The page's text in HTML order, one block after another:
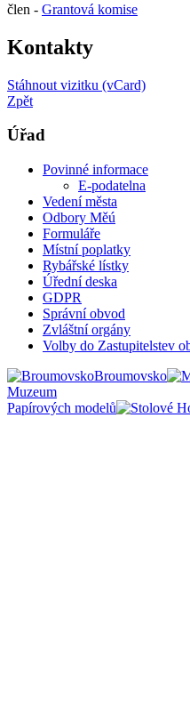
člen - Grantová komise
Kontakty
Stáhnout vizitku (vCard)
Zpět
Úřad
Povinné informace
E-podatelna
Vedení města
Odbory Měú
Formuláře
Místní poplatky
Rybářské lístky
Úřední deska
GDPR
Správní obvod
Zvláštní orgány
Volby do Zastupitelstev
Broumovsko
Muzeum
Papírových modelů